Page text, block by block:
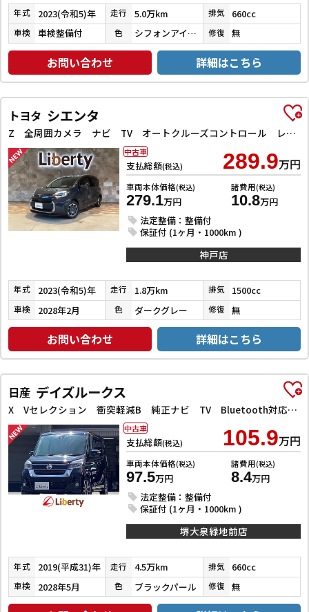
年式 2023(令和5)年 走行 5.0万km 排気 660cc
車検 車検整備付 色 シフォンアイボリーメタリック 修復 無
お問い合わせ 詳細はこちら
トヨタ シエンタ
Z 全周囲カメラ ナビ TV オートクルーズコントロール レーンアシスト 衝突被害軽減システム 両側電動スライドドア オートマチックハイビーム オートライト LEDヘッドランプ スマートキー
支払総額(税込) 289.9万円
車両本体価格(税込)
279.1万円
諸費用(税込)
10.8万円
法定整備：整備付
保証付 (1ヶ月・1000km )
中古車
神戸店
年式 2023(令和5)年 走行 1.8万km 排気 1500cc
車検 2028年2月 色 ダークグレー 修復 無
お問い合わせ 詳細はこちら
日産 デイズルークス
X Vセレクション 衝突軽減B 純正ナビ TV Bluetooth対応 アラウンドビューモニター 両側自動ドア 革巻きステアリング HIDヘッドライト フォグライト スマートキー プッシュスタート アイドリングストップ
支払総額(税込) 105.9万円
車両本体価格(税込)
97.5万円
諸費用(税込)
8.4万円
法定整備：整備付
保証付 (1ヶ月・1000km )
中古車
堺大泉緑地前店
年式 2019(平成31)年 走行 4.5万km 排気 660cc
車検 2028年5月 色 ブラックパール 修復 無